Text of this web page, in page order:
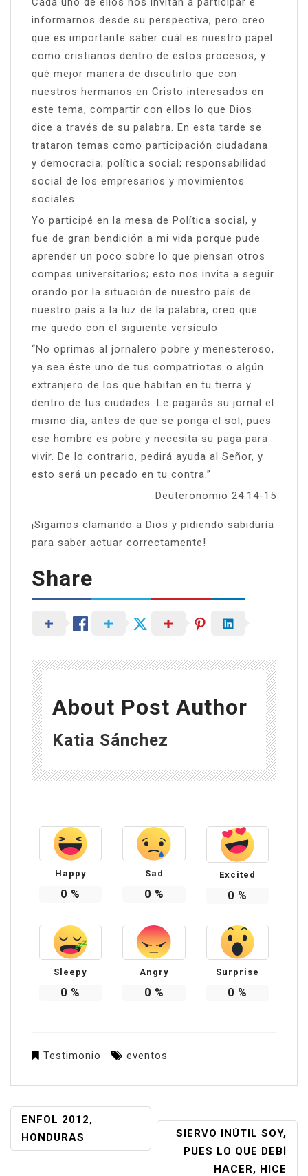
informarnos desde su perspectiva, pero creo
que es importante saber cuál es nuestro papel
como cristianos dentro de estos procesos, y
qué mejor manera de discutirlo que con
nuestros hermanos en Cristo interesados en
este tema, compartir con ellos lo que Dios
dice a través de su palabra. En esta tarde se
trataron temas como participación ciudadana
y democracia; política social; responsabilidad
social de los empresarios y movimientos
sociales.
Yo participé en la mesa de Política social, y
fue de gran bendición a mi vida porque pude
aprender un poco sobre lo que piensan otros
compas universitarios; esto nos invita a seguir
orando por la situación de nuestro país de
nuestro país a la luz de la palabra, creo que
me quedo con el siguiente versículo
“No oprimas al jornalero pobre y menesteroso,
ya sea éste uno de tus compatriotas o algún
extranjero de los que habitan en tu tierra y
dentro de tus ciudades. Le pagarás su jornal el
mismo día, antes de que se ponga el sol, pues
ese hombre es pobre y necesita su paga para
vivir. De lo contrario, pedirá ayuda al Señor, y
esto será un pecado en tu contra.”
Deuteronomio 24:14-15
¡Sigamos clamando a Dios y pidiendo sabiduría
para saber actuar correctamente!
Share
About Post Author
Katia Sánchez
Happy
0 %
Sad
0 %
Excited
0 %
Sleepy
0 %
Angry
0 %
Surprise
0 %
Testimonio eventos
NAVEGACIÓN
DE
ENTRADAS
ENFOL 2012,
HONDURAS
SIERVO INÚTIL SOY,
PUES LO QUE DEBÍ
HACER, HICE